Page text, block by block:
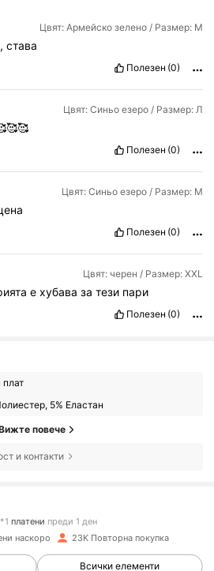
Цвят: Армейско зелено / Размер: М
, става
Полезен (0)
Цвят: Синьо езеро / Размер: Л
Полезен (0)
Цвят: Синьо езеро / Размер: М
Полезен (0)
Цвят: черен / Размер: XXL
ехубавазатези пари
Полезен (0)
плат
5% Еластан
повече
и контакти
4.9K Последователи
платени преди 1 ден
4.9K Последователи
наскоро 23K Повторна покупка
Всички елементи